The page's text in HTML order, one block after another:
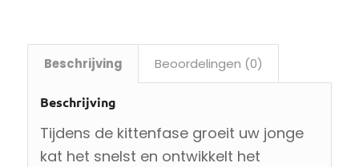
Beschrijving Beoordelingen (0)
Beschrijving
Tijdens de kittenfase groeit uw jonge
kat het snelst en ontwikkelt het